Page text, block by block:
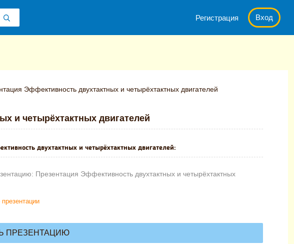
Регистрация Вход
Эффективность двухтактных и четырёхтактных двигателей
и четырёхтактных двигателей
двухтактных и четырёхтактных двигателей:
Презентация Эффективность двухтактных и четырёхтактных
презентации
ПРЕЗЕНТАЦИЮ